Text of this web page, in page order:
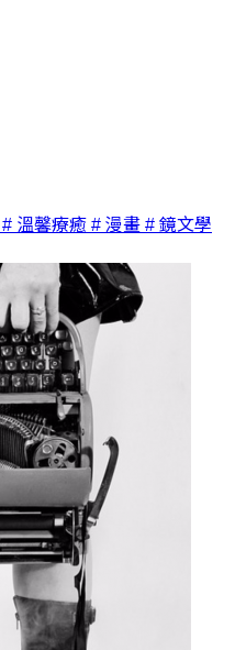
# 溫馨療癒 # 漫畫 # 鏡文學